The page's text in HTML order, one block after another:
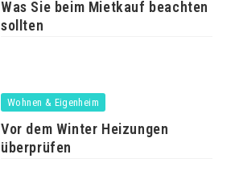
Was Sie beim Mietkauf beachten
sollten
Wohnen & Eigenheim
Vor dem Winter Heizungen
überprüfen